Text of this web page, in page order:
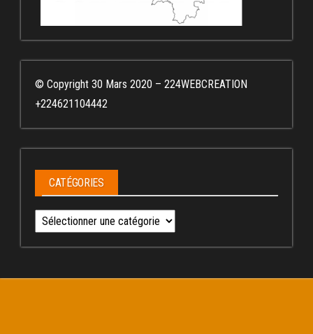
© Copyright 30 Mars 2020 – 224WEBCREATION
+224621104442
CATÉGORIES
Catégories